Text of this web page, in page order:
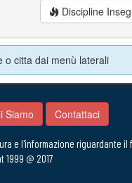
Discipline
o citta dai menù laterali
Siamo Contattaci
e l'informazione riguardante
1999 @ 2017